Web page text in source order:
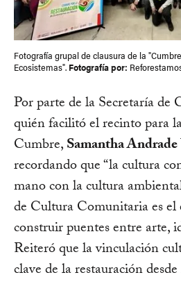
Fotografía grupal de clausura de la
Ecosistemas". Fotografía por:
Por parte de la Secretaría de
quién facilitó el recinto para
Cumbre,Samantha
recordando que “la cultura
mano con la cultura
de Cultura Comunitaria es el
construir puentes entre arte,
Reiteró que la vinculación
clave de la restauración